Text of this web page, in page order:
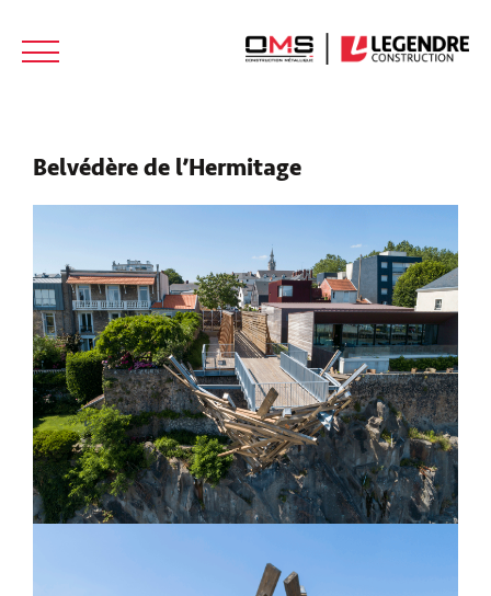
REJOINDRE
ACTUALITÉS CONTACT
Belvédère de l’Hermitage